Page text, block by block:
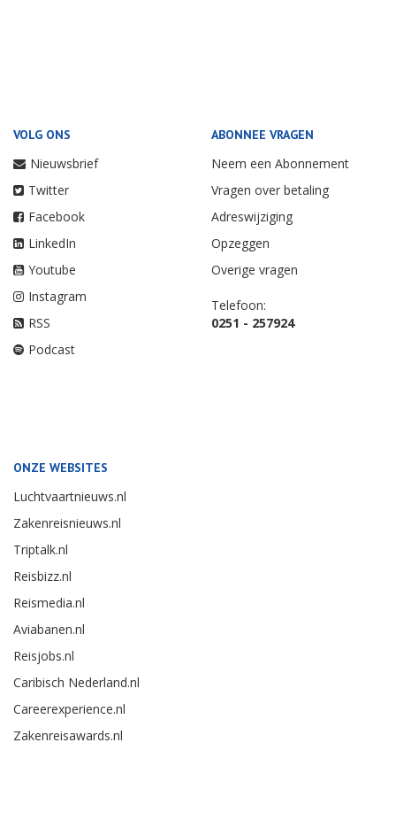
VOLG ONS
Nieuwsbrief
Twitter
Facebook
LinkedIn
Youtube
Instagram
RSS
Podcast
ABONNEE VRAGEN
Neem een Abonnement
Vragen over betaling
Adreswijziging
Opzeggen
Overige vragen
Telefoon:
0251 - 257924
ONZE WEBSITES
Luchtvaartnieuws.nl
Zakenreisnieuws.nl
Triptalk.nl
Reisbizz.nl
Reismedia.nl
Aviabanen.nl
Reisjobs.nl
Caribisch Nederland.nl
Careerexperience.nl
Zakenreisawards.nl